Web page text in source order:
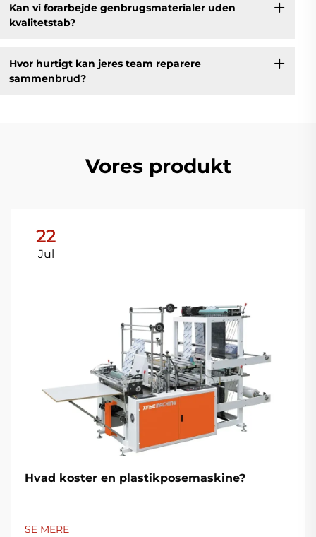
Kan vi forarbejde genbrugsmaterialer uden
kvalitetstab?
Hvor hurtigt kan jeres team reparere
sammenbrud?
Vores produkt
22
Jul
Hvad koster en plastikposemaskine?
SE MERE